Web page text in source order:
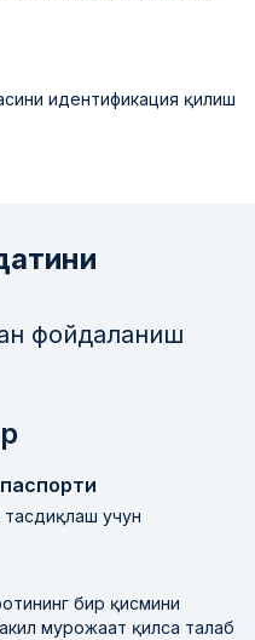
идентификация қилиш
фойдаланиш
учун
бир қисмини
мурожаат қилса талаб